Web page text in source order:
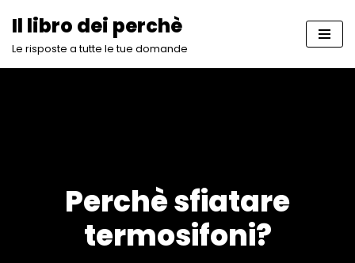
Vai
Il libro dei perchè
Le risposte a tutte le tue domande
Perchè sfiatare
termosifoni?